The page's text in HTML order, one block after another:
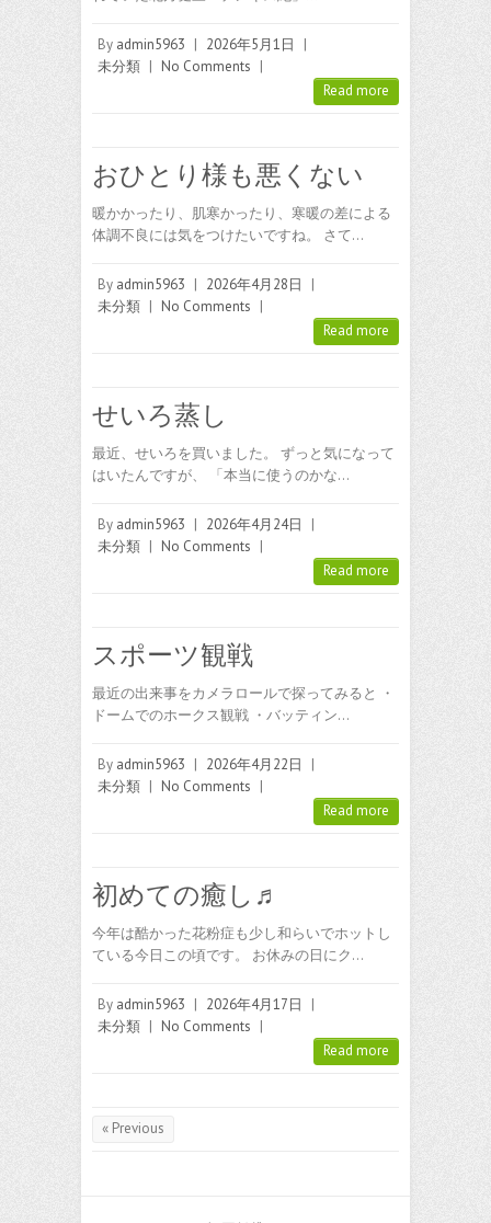
By admin5963 | 2026年5月1日
|
未分類 | No Comments |
Read more
おひとり様も悪くない
暖かかったり、肌寒かったり、寒暖の差による
体調不良には気をつけたいですね。 さて…
By admin5963 | 2026年4月28日
|
未分類 | No Comments |
Read more
せいろ蒸し
最近、せいろを買いました。 ずっと気になって
はいたんですが、 「本当に使うのかな…
By admin5963 | 2026年4月24日
|
未分類 | No Comments |
Read more
スポーツ観戦
最近の出来事をカメラロールで探ってみると ・
ドームでのホークス観戦 ・バッティン…
By admin5963 | 2026年4月22日
|
未分類 | No Comments |
Read more
初めての癒し♬
今年は酷かった花粉症も少し和らいでホットし
ている今日この頃です。 お休みの日にク…
By admin5963 | 2026年4月17日
|
未分類 | No Comments |
Read more
« Previous